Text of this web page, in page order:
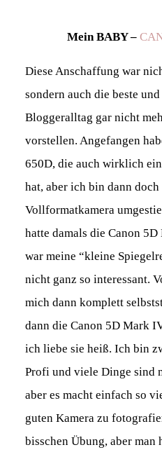
Mein BABY –
Diese Anschaffung war
sondern auch die beste
Bloggeralltag gar nicht
vorstellen. Angefangen
650D, die auch wirklich
hat, aber ich bin dann
Vollformatkamera
hatte damals die Canon
war meine “kleine
nicht ganz so interessant.
mich dann komplett
dann die Canon 5D Mark
ich liebe sie heiß. Ich bin
Profi und viele Dinge sind
aber es macht einfach so
guten Kamera zu
bisschen Übung, aber